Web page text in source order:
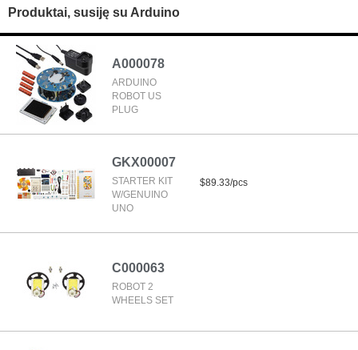
Produktai, susiję su Arduino
A000078
ARDUINO
ROBOT US
PLUG
GKX00007
STARTER KIT
W/GENUINO
UNO
$89.33/pcs
C000063
ROBOT 2
WHEELS SET